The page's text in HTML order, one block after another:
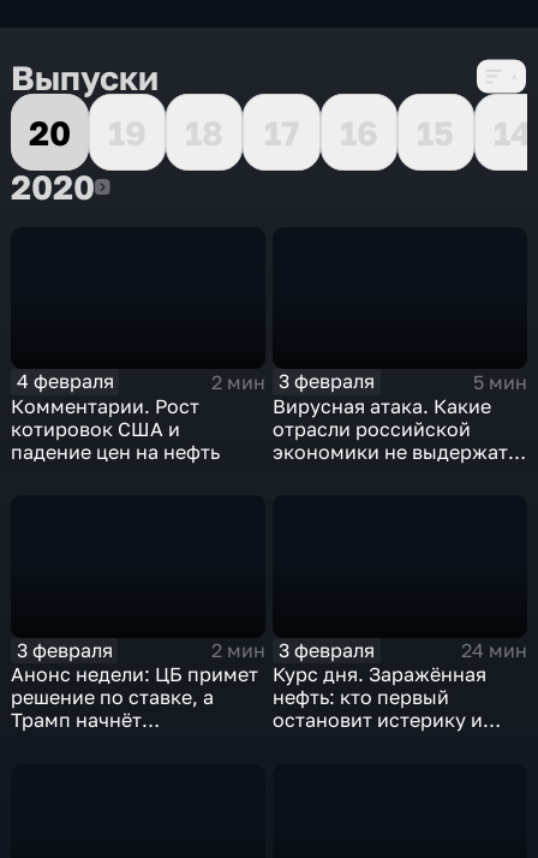
Выпуски
20
19 18 17 16 15
14
20202020
4 февраля
2 мин
Комментарии. Рост
котировок США и
падение цен на нефть
3 февраля
5 мин
Вирусная атака. Какие
отрасли российской
экономики не выдержат
3 февраля
2 мин
Анонс недели: ЦБ примет
решение по ставке, а
Трамп начнёт
3 февраля
24 мин
Курс дня. Заражённая
нефть: кто первый
остановит истерику и